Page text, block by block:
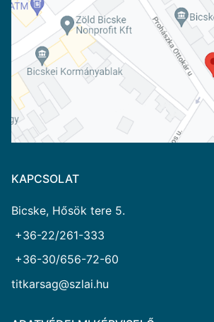
KAPCSOLAT
Bicske, Hősök tere 5.
+36-22/261-333
+36-30/656-72-60
titkarsag@szlai.hu